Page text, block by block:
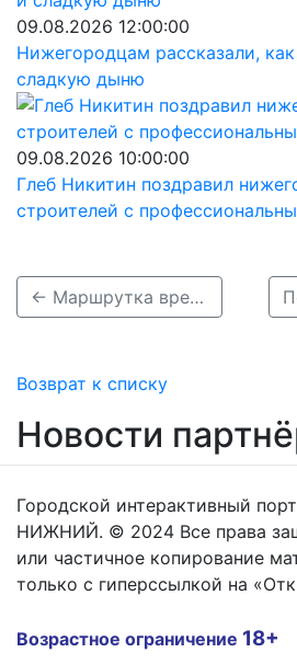
09.08.2026 12:00:00
Нижегородцам рассказали,
сладкую дыню
09.08.2026 10:00:00
Глеб Никитин поздравил
строителей с
← Маршрутка врезалась в легковушку на проспекте Гагарина в Нижнем Новгороде
Возврат к списку
Новости
Городской интерактивный
НИЖНИЙ. © 2024 Все права
или частичное копирование
только с гиперссылкой на
Возрастное ограничение 18+